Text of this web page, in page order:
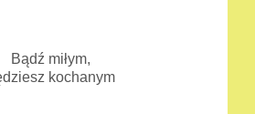
Bądź miłym,
kochanym